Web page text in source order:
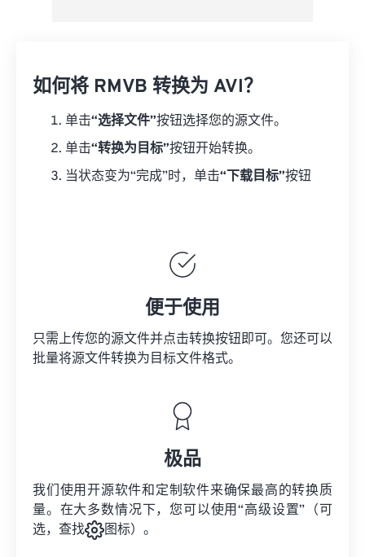
如何将 RMVB 转换为 AVI？
单击“选择文件”按钮选择您的源文件。
单击“转换为目标”按钮开始转换。
当状态变为“完成”时，单击“下载目标”按钮
便于使用
只需上传您的源文件并点击转换按钮即可。您还可以
批量将源文件转换为目标文件格式。
极品
我们使用开源软件和定制软件来确保最高的转换质
量。在大多数情况下，您可以使用“高级设置”（可
选，查找
图标）。